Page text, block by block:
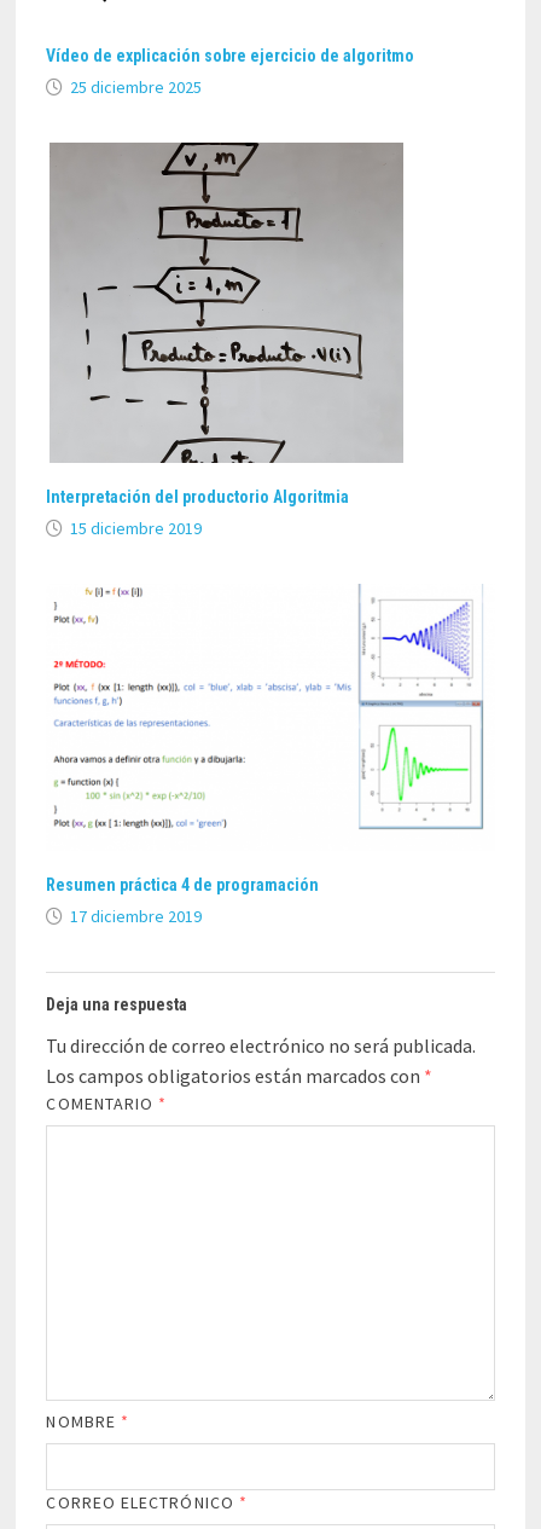
Vídeo de explicación sobre ejercicio de algoritmo
25 diciembre 2025
Interpretación del productorio Algoritmia
15 diciembre 2019
Resumen práctica 4 de programación
17 diciembre 2019
Deja una respuesta
Tu dirección de correo electrónico no será publicada.
Los campos obligatorios están marcados con *
COMENTARIO *
NOMBRE *
CORREO ELECTRÓNICO *